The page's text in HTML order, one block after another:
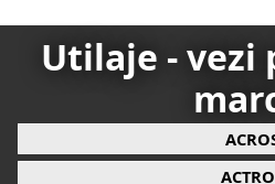
Utilaje - vezi